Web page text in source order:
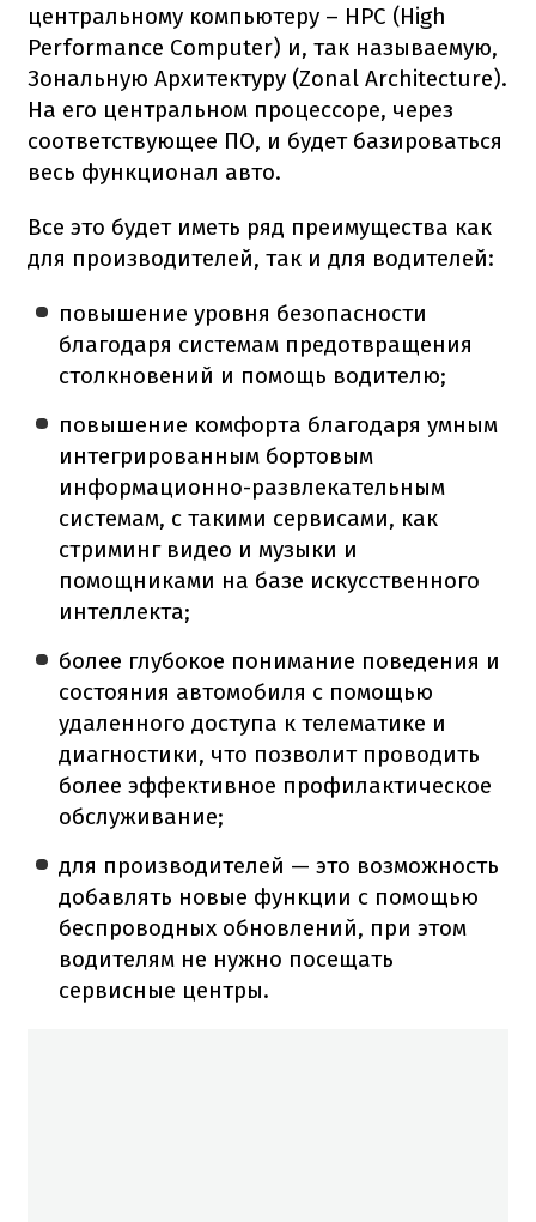
центральному компьютеру – HPC (High
Performance Computer) и, так называемую,
Зональную Архитектуру (Zonal Architecture).
На его центральном процессоре, через
соответствующее ПО, и будет базироваться
весь функционал авто.
Все это будет иметь ряд преимущества как
для производителей, так и для водителей:
повышение уровня безопасности
благодаря системам предотвращения
столкновений и помощь водителю;
повышение комфорта благодаря умным
интегрированным бортовым
информационно-развлекательным
системам, с такими сервисами, как
стриминг видео и музыки и
помощниками на базе искусственного
интеллекта;
более глубокое понимание поведения и
состояния автомобиля с помощью
удаленного доступа к телематике и
диагностики, что позволит проводить
более эффективное профилактическое
обслуживание;
для производителей — это возможность
добавлять новые функции с помощью
беспроводных обновлений, при этом
водителям не нужно посещать
сервисные центры.